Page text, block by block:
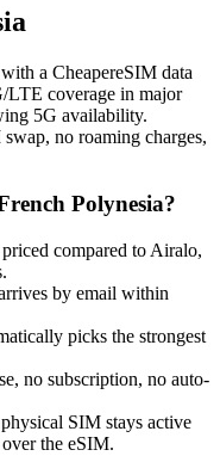
a CheapereSIM data
LTE coverage in major
5G availability.
no roaming charges,
Polynesia?
compared to Airalo,
by email within
picks the strongest
no subscription, no auto-
SIM stays active
the eSIM.